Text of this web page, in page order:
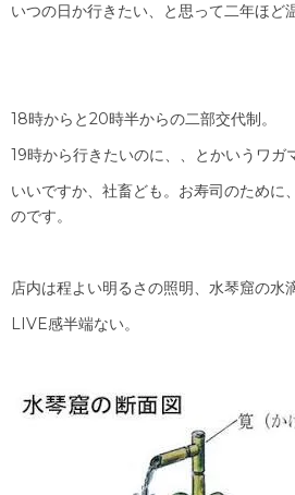
いつの日か行きたい、と思って二年ほど
18時からと20時半からの二部交代制。
19時から行きたいのに、、とかいうワガ
いいですか、社畜ども。お寿司のために
のです。
店内は程よい明るさの照明、水琴窟の水
LIVE感半端ない。